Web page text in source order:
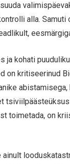
alla.
ja kohati
on kritiseerinud
toimetada, on
ainult